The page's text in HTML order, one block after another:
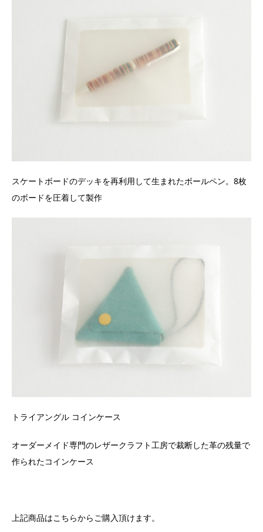
スケートボードのデッキを再利用して生まれたボールペン。8枚
のボードを圧着して製作
トライアングル コインケース
オーダーメイド専門のレザークラフト工房で裁断した革の残量で
作られたコインケース
上記商品はこちらからご購入頂けます。